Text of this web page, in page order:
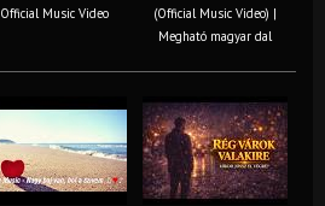
Official Music Video
(Official Music Video) |
Megható magyar dal